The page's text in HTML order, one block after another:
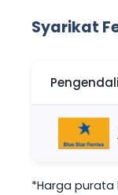
Syarikat
*Harga purata